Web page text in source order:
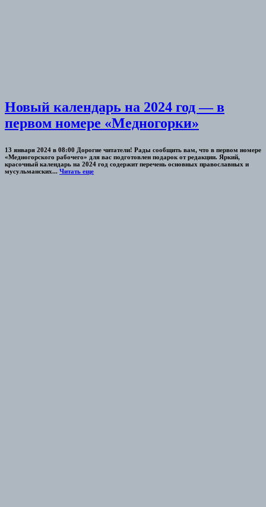
Новый календарь на 2024 год — в
первом номере «Медногорки»
13 января 2024 в 08:00 Дорогие читатели! Рады сообщить вам, что в первом номере
«Медногорского рабочего» для вас подготовлен подарок от редакции. Яркий,
красочный календарь на 2024 год содержит перечень основных православных и
мусульманских... Читать еще